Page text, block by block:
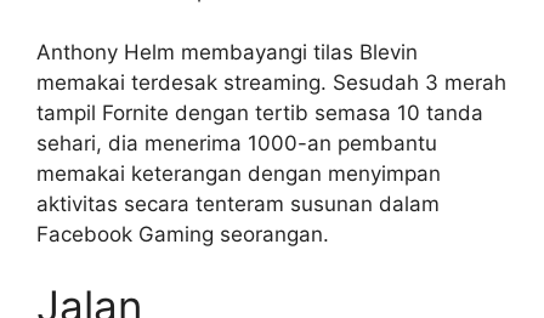
Anthony Helm membayangi tilas Blevin
memakai terdesak streaming. Sesudah 3 merah
tampil Fornite dengan tertib semasa 10 tanda
sehari, dia menerima 1000-an pembantu
memakai keterangan dengan menyimpan
aktivitas secara tenteram susunan dalam
Facebook Gaming seorangan.
Jalan